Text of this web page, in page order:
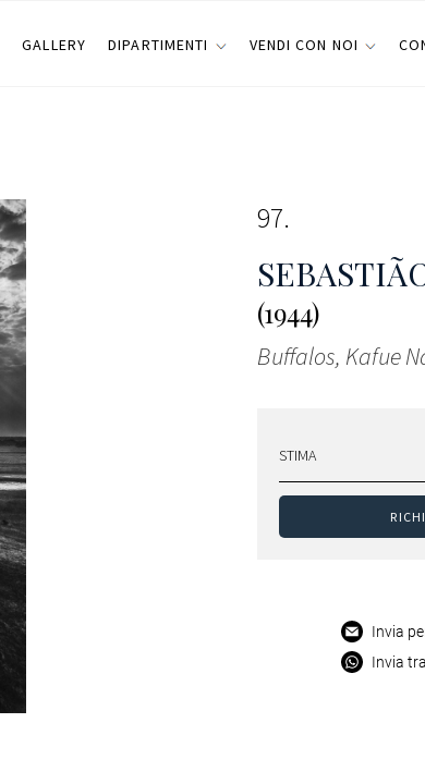
GALLERY DIPARTIMENTI VENDI CON NOI
97
(1944)
Buffalos, Kafue
STIMA
Invia
Invia